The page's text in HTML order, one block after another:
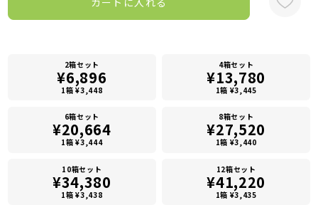
2箱セット
¥6,896
1箱 ¥3,448
4箱セット
¥13,780
1箱 ¥3,445
6箱セット
¥20,664
1箱 ¥3,444
8箱セット
¥27,520
1箱 ¥3,440
10箱セット
¥34,380
1箱 ¥3,438
12箱セット
¥41,220
1箱 ¥3,435